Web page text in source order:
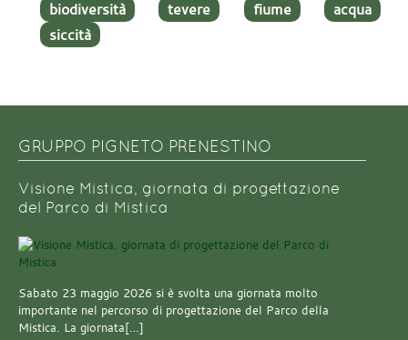
biodiversità tevere fiume
acqua
siccità
GRUPPO PIGNETO PRENESTINO
Visione Mistica, giornata di progettazione
del Parco di Mistica
Sabato 23 maggio 2026 si è svolta una giornata molto
importante nel percorso di progettazione del Parco della
Mistica. La giornata[…]